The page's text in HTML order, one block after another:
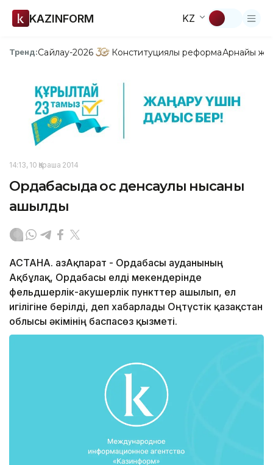
KAZINFORM KZ
Тренд:Сайлау-2026 Конституциялық реформаАрнайы
14:13, 10 Қараша 2014
Ордабасыда қос денсаулық нысаны
ашылды
АСТАНА. ҚазАқпарат - Ордабасы ауданының
Ақбұлақ, Ордабасы елді мекендерінде
фельдшерлік-акушерлік пункттер ашылып, ел
игілігіне берілді, деп хабарлады Оңтүстік қазақстан
облысы әкімінің баспасөз қызметі.